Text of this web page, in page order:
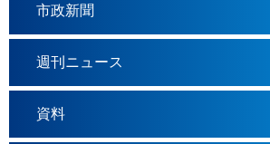
市政新聞
週刊ニュース
資料